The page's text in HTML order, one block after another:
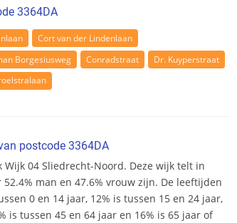
3364DA
Cort van der Lindenlaan
Borgesiusweg Conradstraat
Dr. Kuyperstraat
postcode 3364DA
Wijk 04 Sliedrecht-Noord. Deze wijk telt in
man en 47.6% vrouw zijn. De leeftijden
0 en 14 jaar, 12% is tussen 15 en 24 jaar,
is tussen 45 en 64 jaar en 16% is 65 jaar of